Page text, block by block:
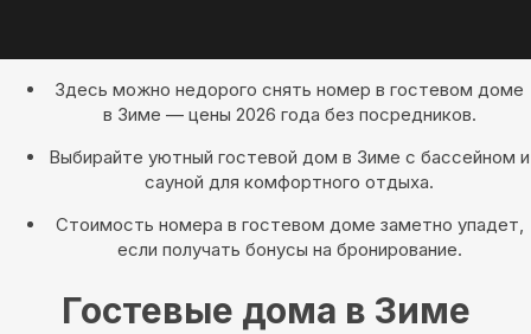
Здесь можно недорого снять номер в гостевом доме
в Зиме — цены 2026 года без посредников.
Выбирайте уютный гостевой дом в Зиме с бассейном и
сауной для комфортного отдыха.
Стоимость номера в гостевом доме заметно упадет,
если получать бонусы на бронирование.
Гостевые дома в Зиме